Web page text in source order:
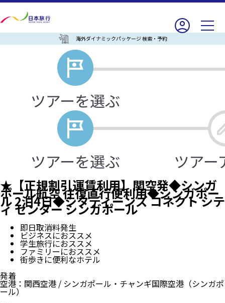
海外ダイナミックパッケージ 検索・予約
★【正規割引運賃利用】関空発◆シンガ
ポール航空 往復直行便利用◆シンガポー
ル 2泊4日◆シタディーンズ コネクト シテ
ィ センター シンガポール
即日取消料発生
ビジネスにおススメ
学生旅行におススメ
ファミリーにおススメ
街歩きに便利なホテル
発着
空港 ： 関西空港 / シンガポール・チャンギ国際空港 （シンガポ
ール）